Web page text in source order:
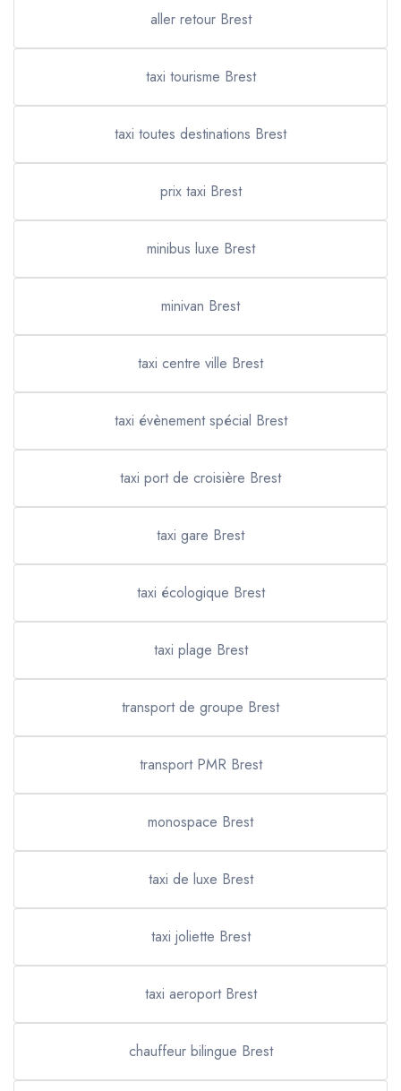
aller retour Brest
taxi tourisme Brest
taxi toutes destinations Brest
prix taxi Brest
minibus luxe Brest
minivan Brest
taxi centre ville Brest
taxi évènement spécial Brest
taxi port de croisière Brest
taxi gare Brest
taxi écologique Brest
taxi plage Brest
transport de groupe Brest
transport PMR Brest
monospace Brest
taxi de luxe Brest
taxi joliette Brest
taxi aeroport Brest
chauffeur bilingue Brest